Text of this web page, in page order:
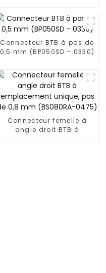
(BS050SA - 0500 - T)
Connecteur BTB à pas de
0,5 mm (BP050SD - 0330)
Connecteur femelle à
angle droit BTB à